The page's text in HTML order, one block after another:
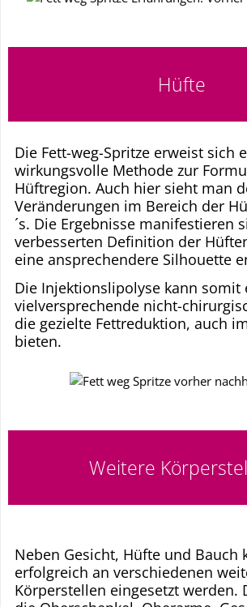
Hüfte
Die Fett-weg-Spritze erweist sich
wirkungsvolle Methode zur
Hüftregion. Auch hier sieht man
Veränderungen im Bereich der
´s. Die Ergebnisse manifestieren
verbesserten Definition der
eine ansprechendere Silhouette
Die Injektionslipolyse kann somit
vielversprechende nicht-
die gezielte Fettreduktion, auch
bieten.
Weitere
Neben Gesicht, Hüfte und Bauch
erfolgreich an verschiedenen
Körperstellen eingesetzt werden.